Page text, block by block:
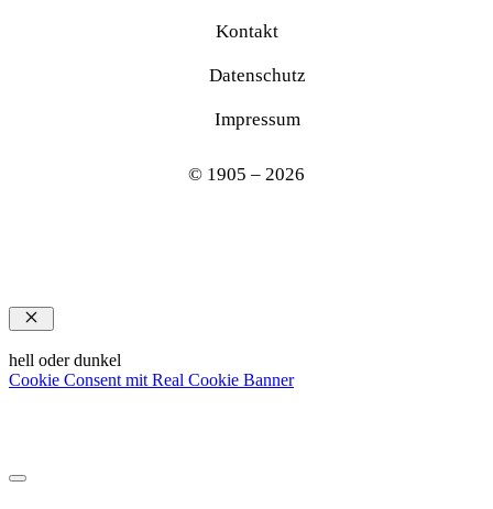
Kontakt
Datenschutz
Impressum
© 1905 – 2026
Schließen
hell oder dunkel
Cookie Consent mit Real Cookie Banner